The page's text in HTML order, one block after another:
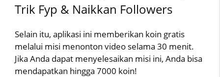
Trik Fyp & Naikkan Followers
Selain itu, aplikasi ini memberikan koin gratis
melalui misi menonton video selama 30 menit.
Jika Anda dapat menyelesaikan misi ini, Anda bisa
mendapatkan hingga 7000 koin!